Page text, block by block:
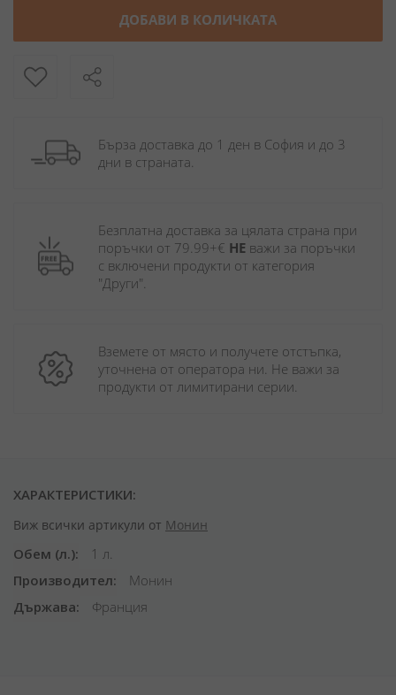
ДОБАВИ В КОЛИЧКАТА
Бърза доставка до 1 ден в София и до 3
дни в страната.
Безплатна доставка за цялата страна при
поръчки от 79.99+€ НЕ важи за поръчки
с включени продукти от категория
"Други".
Вземете от място и получете отстъпка,
уточнена от оператора ни. Не важи за
продукти от лимитирани серии.
ХАРАКТЕРИСТИКИ:
Виж всички артикули от Монин
Обем (л.)
1 л.
Производител
Монин
Държава
Франция